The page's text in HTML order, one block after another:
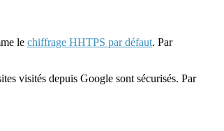
le chiffrage HHTPS par défaut. Par
visités depuis Google sont sécurisés. Par